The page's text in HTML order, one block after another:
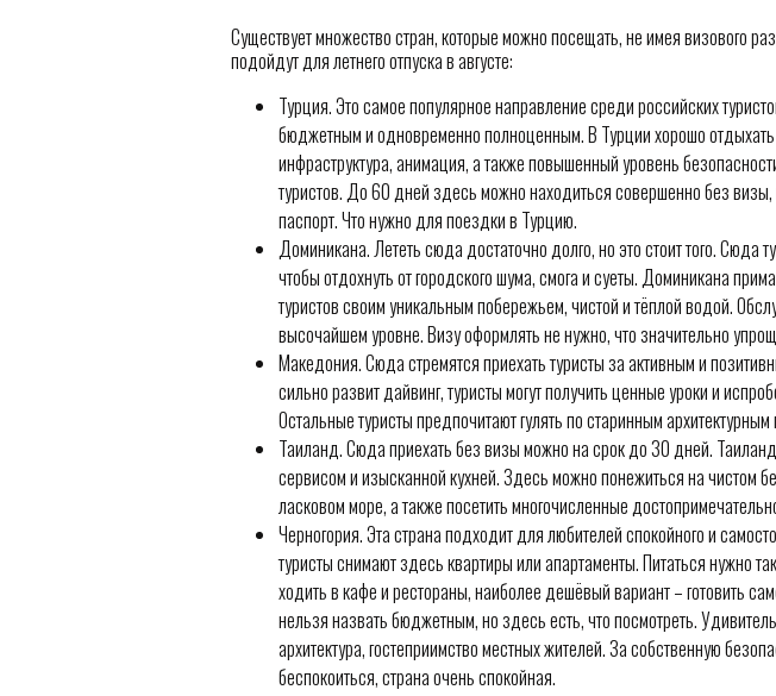
Существует множество стран, которые можно посещать, не имея визового
подойдут для летнего отпуска в августе:
Турция. Это самое популярное направление среди российских
бюджетным и одновременно полноценным. В Турции хорошо
инфраструктура, анимация, а также повышенный уровень
туристов. До 60 дней здесь можно находиться совершенно без визы,
паспорт. Что нужно для поездки в Турцию.
Доминикана. Лететь сюда достаточно долго, но это стоит того. Сюда
чтобы отдохнуть от городского шума, смога и суеты. Доминикана
туристов своим уникальным побережьем, чистой и тёплой водой.
высочайшем уровне. Визу оформлять не нужно, что значительно
Македония. Сюда стремятся приехать туристы за активным и
сильно развит дайвинг, туристы могут получить ценные уроки и
Остальные туристы предпочитают гулять по старинным
Таиланд. Сюда приехать без визы можно на срок до 30 дней.
сервисом и изысканной кухней. Здесь можно понежиться на чистом
ласковом море, а также посетить многочисленные
Черногория. Эта страна подходит для любителей спокойного и
туристы снимают здесь квартиры или апартаменты. Питаться нужно
ходить в кафе и рестораны, наиболее дешёвый вариант – готовить
нельзя назвать бюджетным, но здесь есть, что посмотреть.
архитектура, гостеприимство местных жителей. За собственную
беспокоиться, страна очень спокойная.